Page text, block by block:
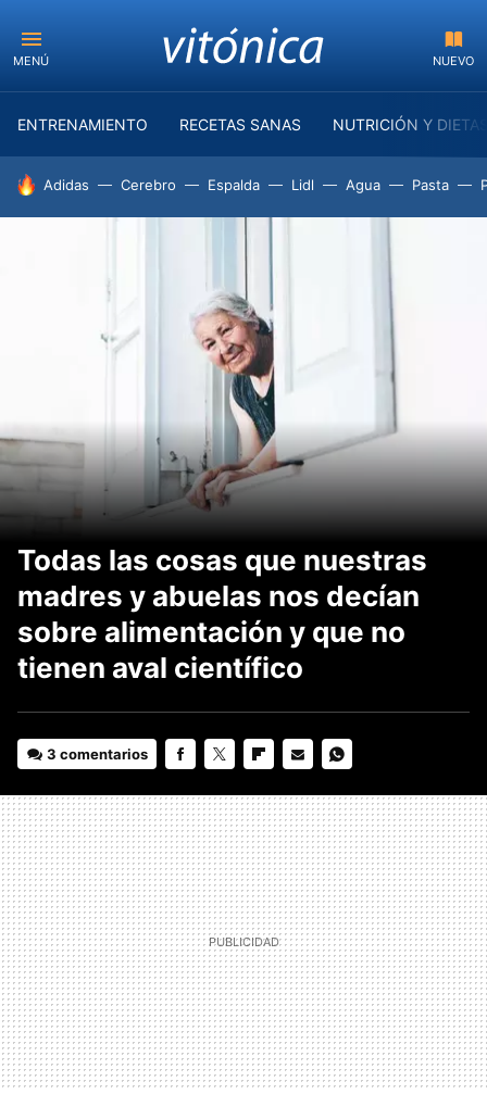
MENÚ NUEVO
ENTRENAMIENTO RECETAS SANAS NUTRICIÓN Y
HOY SE HABLA DE
Adidas Cerebro Espalda Lidl Agua Pasta
Todas las cosas que nuestras
madres y abuelas nos decían
sobre alimentación y que no
tienen aval científico
3 comentarios
MAIL